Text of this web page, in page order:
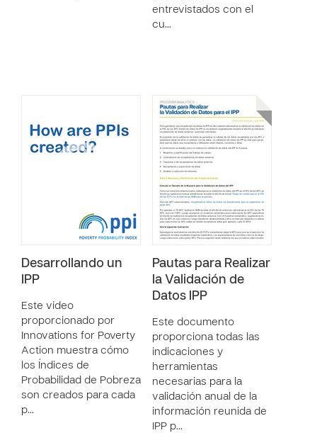
entrevistados con el
cu…
Desarrollando un
IPP
Este video
proporcionado por
Innovations for Poverty
Action muestra cómo
los Índices de
Probabilidad de Pobreza
son creados para cada
p…
Pautas para Realizar
la Validación de
Datos IPP
Este documento
proporciona todas las
indicaciones y
herramientas
necesarias para la
validación anual de la
información reunida de
IPP p…